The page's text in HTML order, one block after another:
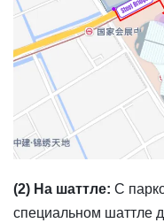
(2) На шаттле: С
специальном шаттле